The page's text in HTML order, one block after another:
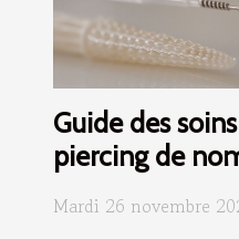
Guide des
piercing de
Mardi 26 novembre